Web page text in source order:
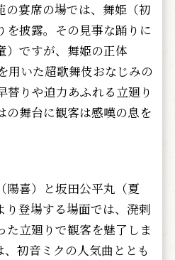
の宴席の場では、舞姫（初
を披露。その見事な踊りに
）ですが、舞姫の正体
いた超歌舞伎おなじみの
替りや迫力あふれる立廻り
の舞台に観客は感嘆の息を
喜）と坂田公平丸（夏
り登場する場面では、溌剌
た立廻りで観客を魅了しま
初音ミクの人気曲ととも